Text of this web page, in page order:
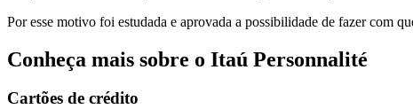
Por esse motivo foi estudada e aprovada a possibilidade de fazer com
Conheça mais sobre o Itaú Personnalité
Cartões de crédito